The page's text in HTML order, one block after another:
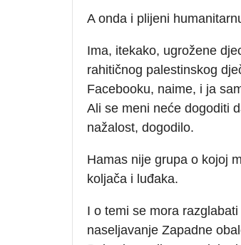
A onda i plijeni
Ima, itekako, ugrožene
rahitičnog palestinskog
Facebooku, naime, i ja
Ali se meni neće dogoditi
nažalost, dogodilo.
Hamas nije grupa o kojoj
koljača i luđaka.
I o temi se mora
naseljavanje Zapadne